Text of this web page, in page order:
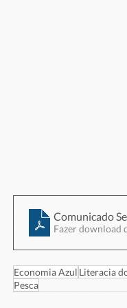
Comunicado
Fazer download
Economia Azul Literacia
Pesca